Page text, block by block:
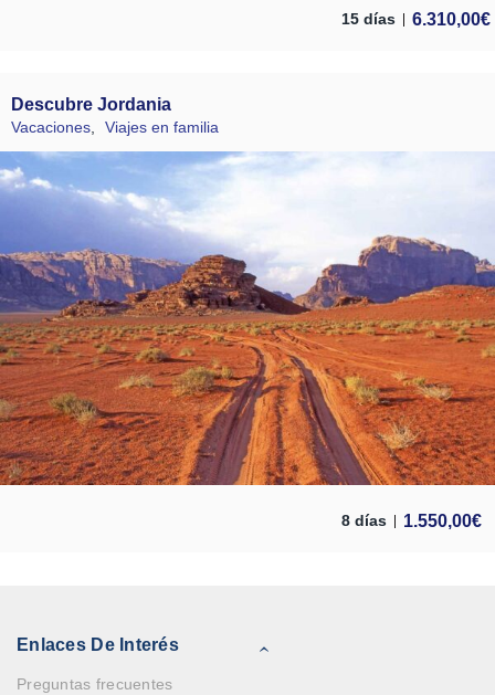
15 días 6.310,00€
Descubre Jordania
Vacaciones Viajes en familia
8 días 1.550,00€
Enlaces De Interés
Preguntas frecuentes